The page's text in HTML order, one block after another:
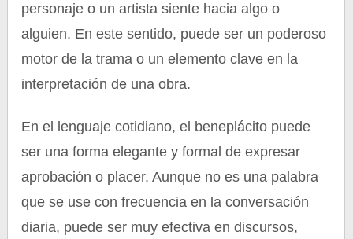
personaje o un artista siente hacia algo o
alguien. En este sentido, puede ser un poderoso
motor de la trama o un elemento clave en la
interpretación de una obra.
En el lenguaje cotidiano, el beneplácito puede
ser una forma elegante y formal de expresar
aprobación o placer. Aunque no es una palabra
que se use con frecuencia en la conversación
diaria, puede ser muy efectiva en discursos,